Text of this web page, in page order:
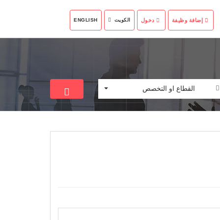
إضافة وظيفة دخول الكويت ENGLISH
القطاع او التخصص